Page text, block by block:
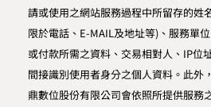
請或使用之網站服務過程中所留存的姓
限於電話、E-MAIL及地址等)、服務單
或付款所需之資料、交易相對人、IP位
間接識別使用者身分之個人資料。此外
鼎數位股份有限公司會依照所提供服務